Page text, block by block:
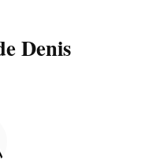
Denis